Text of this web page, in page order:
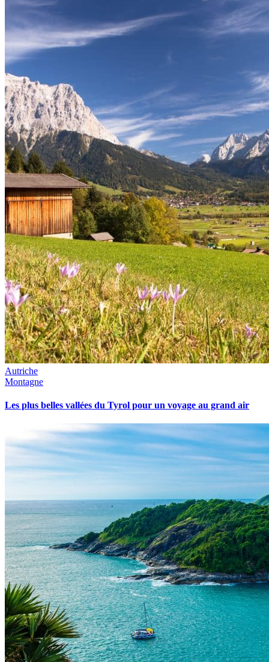
Autriche
Montagne
Les plus belles vallées du Tyrol pour un voyage au grand air